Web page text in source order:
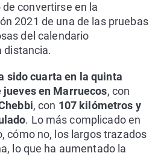
convertirse en la
2021 de una de las pruebas
del calendario
distancia.
sido cuarta en la quinta
en Marruecos, con
, con 107 kilómetros y
. Lo más complicado en
cómo no, los largos trazados
lo que ha aumentado la